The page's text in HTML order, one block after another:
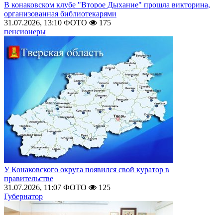
В конаковском клубе "Второе Дыхание" прошла викторина,
организованная библиотекарями
31.07.2026, 13:10 ФОТО
175
пенсионеры
У Конаковского округа появился свой куратор в
правительстве
31.07.2026, 11:07 ФОТО
125
Губернатор